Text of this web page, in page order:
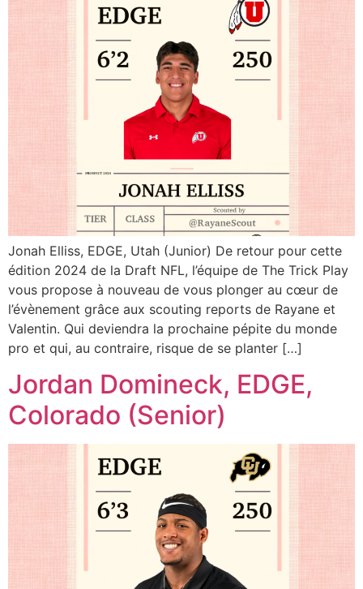
Jonah Elliss, EDGE, Utah (Junior) De retour pour cette
édition 2024 de la Draft NFL, l’équipe de The Trick Play
vous propose à nouveau de vous plonger au cœur de
l’évènement grâce aux scouting reports de Rayane et
Valentin. Qui deviendra la prochaine pépite du monde
pro et qui, au contraire, risque de se planter […]
Jordan Domineck, EDGE,
Colorado (Senior)